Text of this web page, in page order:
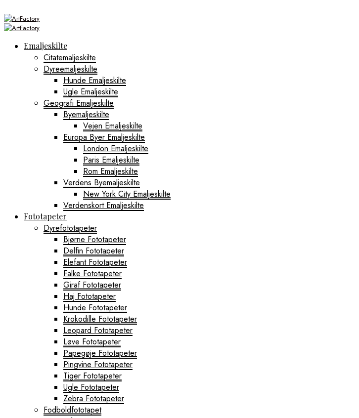
Emaljeskilte
Citatemaljeskilte
Dyreemaljeskilte
Hunde Emaljeskilte
Ugle Emaljeskilte
Geografi Emaljeskilte
Byemaljeskilte
Vejen Emaljeskilte
Europa Byer Emaljeskilte
London Emaljeskilte
Paris Emaljeskilte
Rom Emaljeskilte
Verdens Byemaljeskilte
New York City Emaljeskilte
Verdenskort Emaljeskilte
Fototapeter
Dyrefototapeter
Bjørne Fototapeter
Delfin Fototapeter
Elefant Fototapeter
Falke Fototapeter
Giraf Fototapeter
Haj Fototapeter
Hunde Fototapeter
Krokodille Fototapeter
Leopard Fototapeter
Løve Fototapeter
Papegøje Fototapeter
Pingvine Fototapeter
Tiger Fototapeter
Ugle Fototapeter
Zebra Fototapeter
Fodboldfototapet